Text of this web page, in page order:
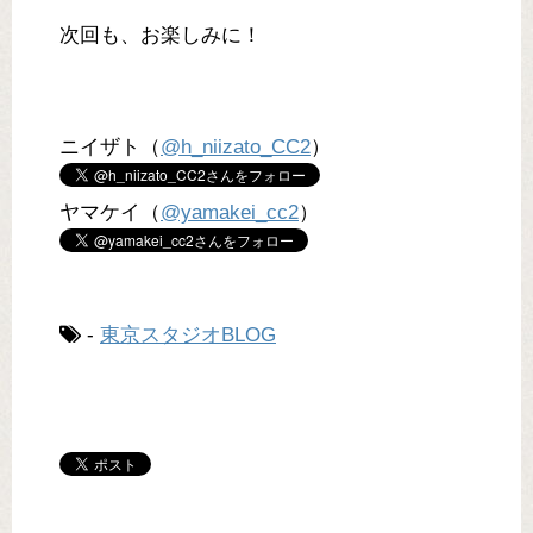
次回も、お楽しみに！
ニイザト（@h_niizato_CC2）
ヤマケイ（@yamakei_cc2）
- 東京スタジオBLOG